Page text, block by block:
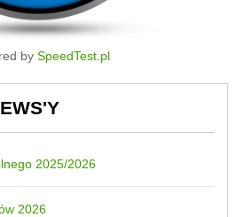
by SpeedTest.pl
2025/2026
2026